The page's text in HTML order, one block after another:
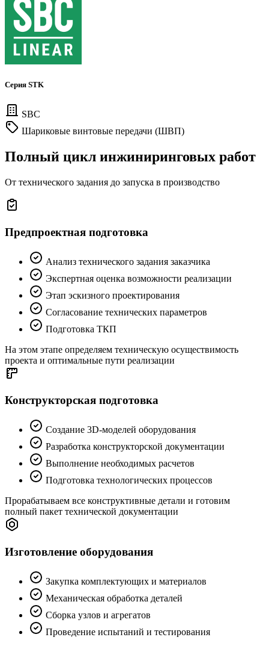
Серия STK
SBC
Шариковые винтовые передачи (ШВП)
Полный цикл инжиниринговых работ
От технического задания до запуска в производство
Предпроектная подготовка
Анализ технического задания заказчика
Экспертная оценка возможности реализации
Этап эскизного проектирования
Согласование технических параметров
Подготовка ТКП
На этом этапе определяем техническую осуществимость
проекта и оптимальные пути реализации
Конструкторская подготовка
Создание 3D-моделей оборудования
Разработка конструкторской документации
Выполнение необходимых расчетов
Подготовка технологических процессов
Прорабатываем все конструктивные детали и готовим
полный пакет технической документации
Изготовление оборудования
Закупка комплектующих и материалов
Механическая обработка деталей
Сборка узлов и агрегатов
Проведение испытаний и тестирования